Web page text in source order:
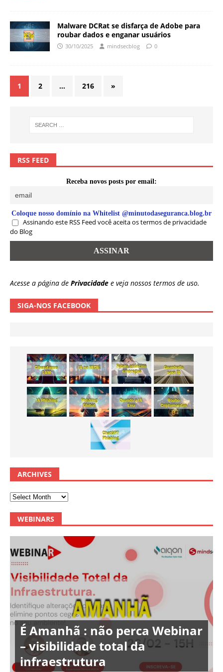
Malware DCRat se disfarça de Adobe para
roubar dados e enganar usuários
30/10/2025 mindsecblog 0
1 2 … 216 »
RSS FEED
Receba novos posts por email:
Coloque nosso domínio na Whitelist @minutodaseguranca.blog.br
Assinando este RSS Feed você aceita os termos de privacidade
do Blog
Acesse a página de Privacidade e veja nossos termos de uso.
SIGA-NOS FACEBOOK
ARCHIVES
WEBINARS
É Amanhã : não perca Webinar
– visibilidade total da
infraestrutura